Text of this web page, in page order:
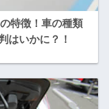
特徴！車の種類
はいかに？！